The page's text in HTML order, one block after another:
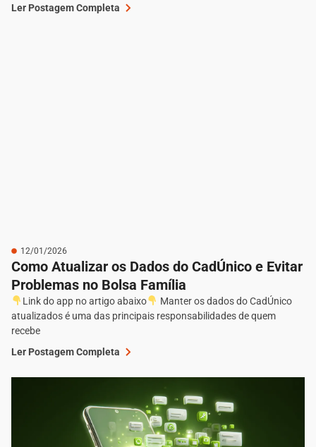
Ler Postagem Completa
12/01/2026
Como Atualizar os Dados do CadÚnico e Evitar
Problemas no Bolsa Família
Link do app no artigo abaixo
Manter os dados do CadÚnico
atualizados é uma das principais responsabilidades de quem
recebe
Ler Postagem Completa